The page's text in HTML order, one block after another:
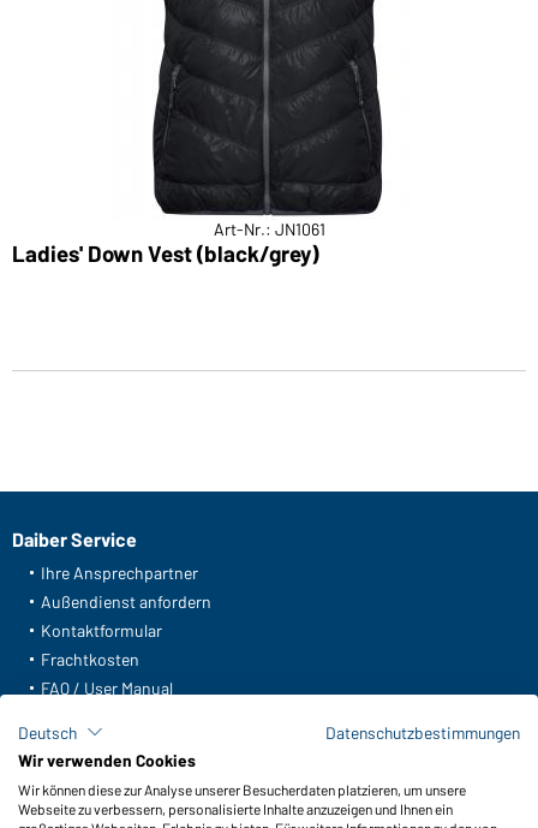
Art-Nr.: JN1061
Ladies' Down Vest (black/grey)
Daiber Service
Ihre Ansprechpartner
Außendienst anfordern
Kontaktformular
Frachtkosten
FAQ / User Manual
Meldeportal nach Hinweisgeberschutz
Funktionen & Pflege
Deutsch
Datenschutzbestimmungen
Wir verwenden Cookies
Wir können diese zur Analyse unserer Besucherdaten platzieren, um unsere
Webseite zu verbessern, personalisierte Inhalte anzuzeigen und Ihnen ein